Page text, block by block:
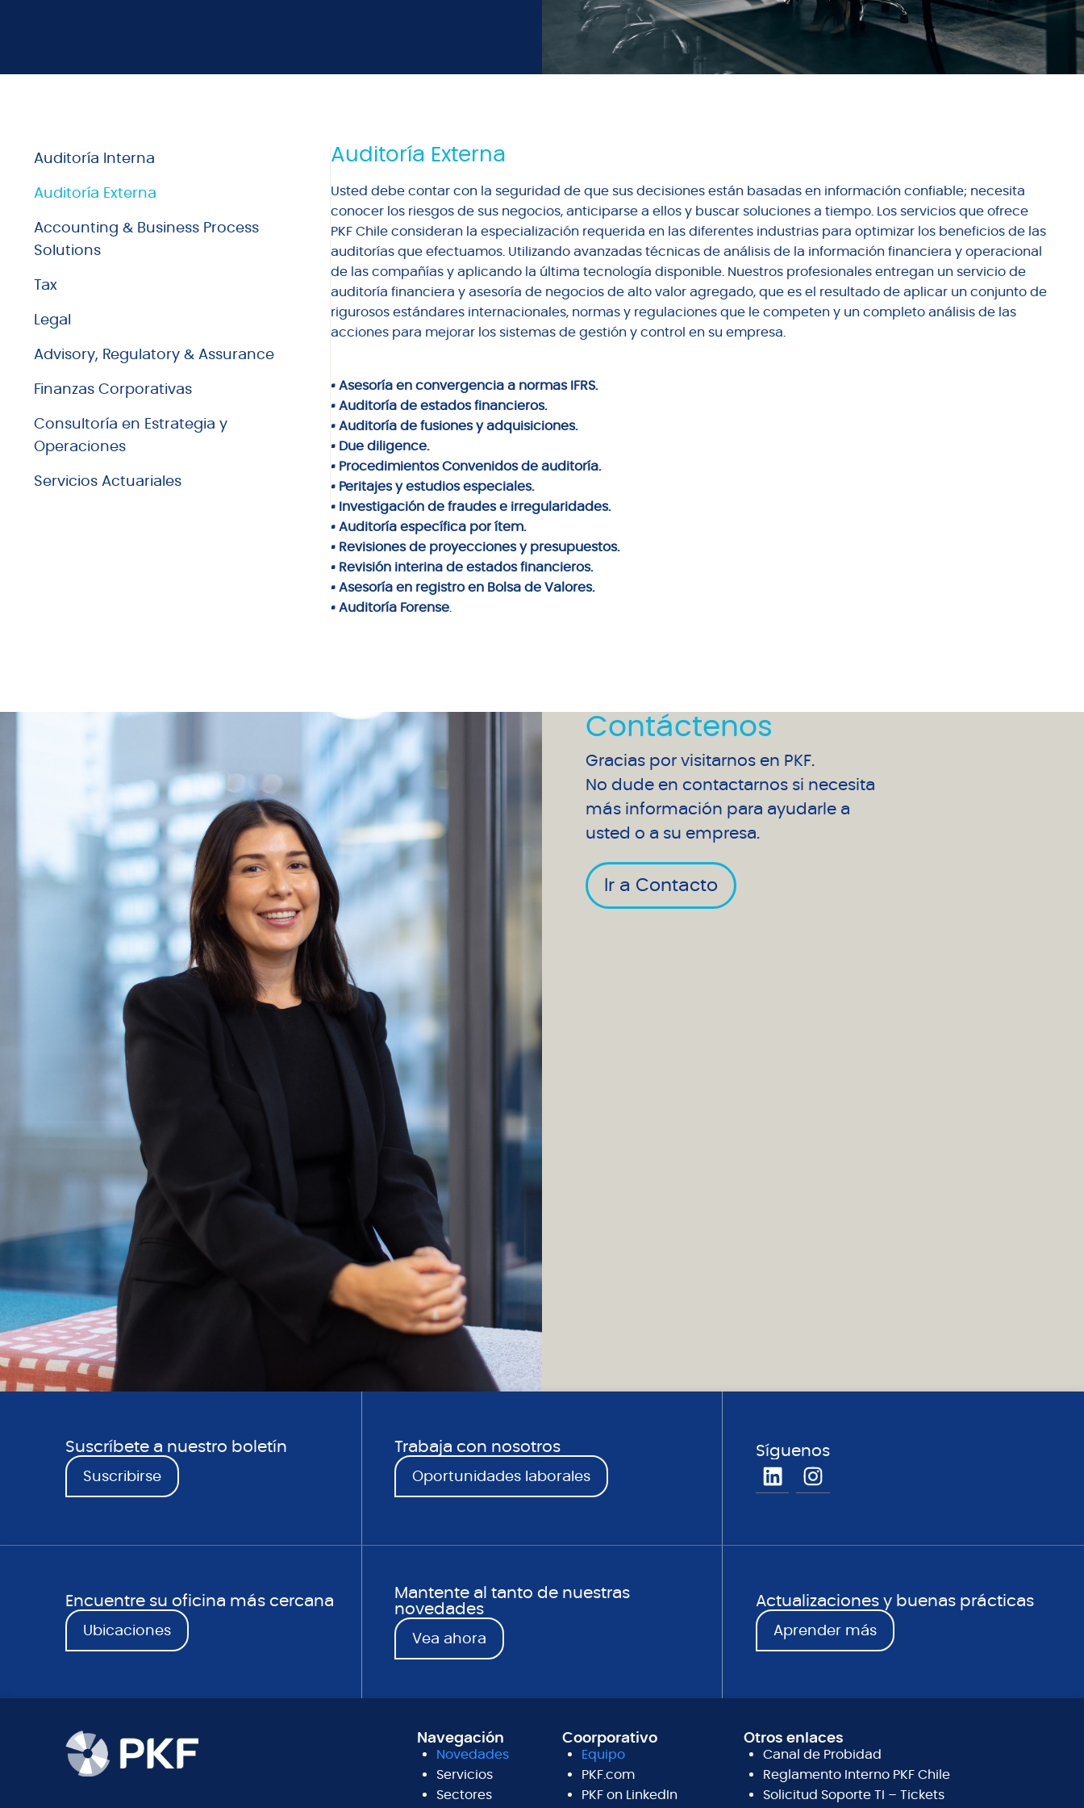
Auditoría Interna
Auditoría Externa
Accounting & Business Process
Solutions
Tax
Legal
Advisory, Regulatory & Assurance
Finanzas Corporativas
Consultoría en Estrategia y
Operaciones
Servicios Actuariales
Auditoría Externa
Usted debe contar con la seguridad de que sus decisiones están basadas en información confiable; necesita
conocer los riesgos de sus negocios, anticiparse a ellos y buscar soluciones a tiempo. Los servicios que ofrece
PKF Chile consideran la especialización requerida en las diferentes industrias para optimizar los beneficios de las
auditorías que efectuamos. Utilizando avanzadas técnicas de análisis de la información financiera y operacional
de las compañías y aplicando la última tecnología disponible. Nuestros profesionales entregan un servicio de
auditoría financiera y asesoría de negocios de alto valor agregado, que es el resultado de aplicar un conjunto de
rigurosos estándares internacionales, normas y regulaciones que le competen y un completo análisis de las
acciones para mejorar los sistemas de gestión y control en su empresa.
· Asesoría en convergencia a normas IFRS.
· Auditoría de estados financieros.
· Auditoría de fusiones y adquisiciones.
· Due diligence.
· Procedimientos Convenidos de auditoría.
· Peritajes y estudios especiales.
· Investigación de fraudes e irregularidades.
· Auditoría específica por ítem.
· Revisiones de proyecciones y presupuestos.
· Revisión interina de estados financieros.
· Asesoría en registro en Bolsa de Valores.
· Auditoría Forense.
Contáctenos
Gracias por visitarnos en PKF.
No dude en contactarnos si necesita
más información para ayudarle a
usted o a su empresa.
Ir a Contacto
Suscríbete a nuestro boletín
Suscribirse
Trabaja con nosotros
Oportunidades laborales
Síguenos
Encuentre su oficina más cercana
Ubicaciones
Mantente al tanto de nuestras
novedades
Vea ahora
Actualizaciones y buenas prácticas
Aprender más
Navegación
Novedades
Servicios
Sectores
Coorporativo
Equipo
PKF.com
PKF on LinkedIn
Otros enlaces
Canal de Probidad
Reglamento Interno PKF Chile
Solicitud Soporte TI – Tickets